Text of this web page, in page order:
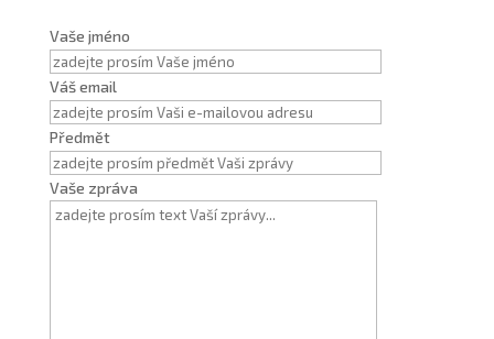
Vaše jméno
Váš email
Předmět
Vaše zpráva